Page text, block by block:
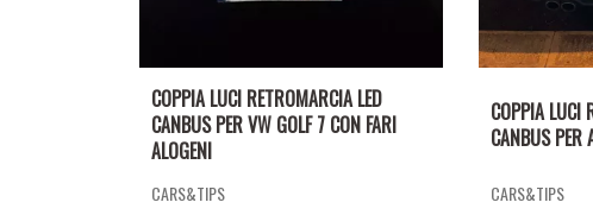
COPPIA LUCI RETROMARCIA LED
CANBUS PER VW GOLF 7 CON FARI
ALOGENI
CARS&TIPS
COPPIA LUCI
CANBUS
CARS&TIPS